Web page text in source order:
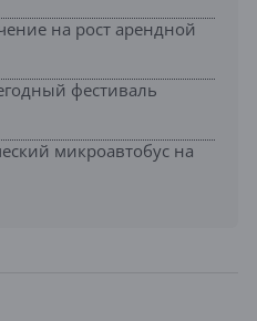
на рост арендной
фестиваль
микроавтобус на